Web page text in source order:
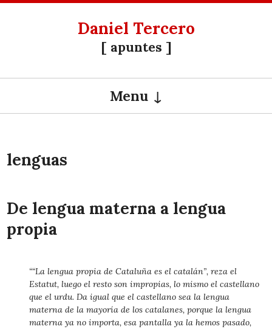
Daniel Tercero
[ apuntes ]
Menu
lenguas
De lengua materna a lengua
propia
““La lengua propia de Cataluña es el catalán”, reza el
Estatut, luego el resto son impropias, lo mismo el castellano
que el urdu. Da igual que el castellano sea la lengua
materna de la mayoría de los catalanes, porque la lengua
materna ya no importa, esa pantalla ya la hemos pasado,